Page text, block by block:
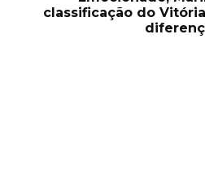
classificação do